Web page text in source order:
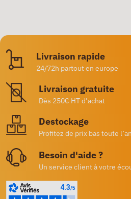
Livraison rapide
24/72h partout en europe
Livraison gratuite
Dès 250€ HT d’achat
Destockage
Profitez de prix bas toute
Besoin d'aide ?
Un service client à votre